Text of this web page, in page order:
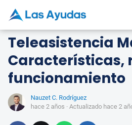
Teleasistencia
Características,
funcionamiento
Nauzet C. Rodríguez
hace 2 años · Actualizado hace 2